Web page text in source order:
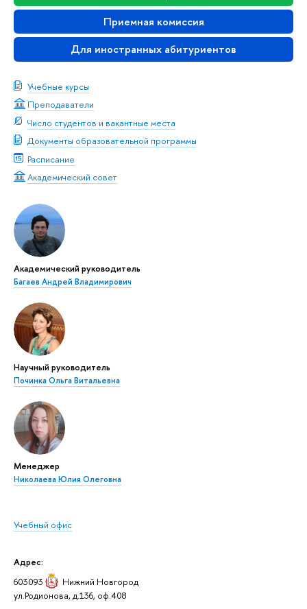
Приемная комиссия
Для иностранных абитуриентов
Учебные курсы
Преподаватели
Число студентов и вакантные места
Документы образовательной программы
Расписание
Академический совет
Академический руководитель
Багаев Андрей Владимирович
Научный руководитель
Починка Ольга Витальевна
Менеджер
Николаева Юлия Олеговна
Учебный офис
Адрес:
603093
Нижний Новгород
ул.Родионова, д.136, оф.408